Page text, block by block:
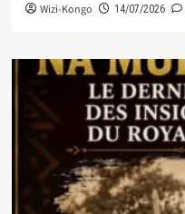
Wizi-Kongo 14/07/2026